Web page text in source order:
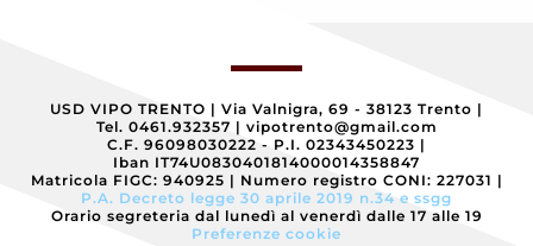
USD VIPO TRENTO | Via Valnigra, 69 - 38123 Trento |
Tel. 0461.932357 | vipotrento@gmail.com
C.F. 96098030222 - P.I. 02343450223 |
Iban IT74U0830401814000014358847
Matricola FIGC: 940925 | Numero registro CONI: 227031 |
P.A. Decreto legge 30 aprile 2019 n.34 e ssgg
Orario segreteria dal lunedì al venerdì dalle 17 alle 19
Preferenze cookie